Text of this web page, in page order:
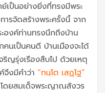
เป็นอย่างยิ่งที่ทรงมีพระ
ารจัดสร้างพระครั้งนี้ จาก
องค์ท่านทรงนึกถีงบ้าน
นเป็นคนดี บ้านเมืองจะได้
ริญรุ่งเรืองสืบไป ด้วยเหตุ
งมีคำว่า “ทนฺโต เสฏฺโฐ”
โดยสมเด็จพระญาณสังวร